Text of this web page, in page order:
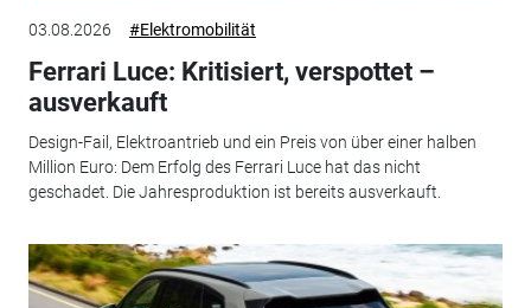
03.08.2026 #Elektromobilität
Ferrari Luce: Kritisiert, verspottet –
ausverkauft
Design-Fail, Elektroantrieb und ein Preis von über einer halben
Million Euro: Dem Erfolg des Ferrari Luce hat das nicht
geschadet. Die Jahresproduktion ist bereits ausverkauft.